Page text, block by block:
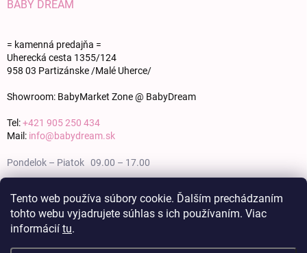
Tento web používa súbory cookie. Ďalším prechádzaním
tohto webu vyjadrujete súhlas s ich používaním. Viac
informácií tu.
BABY DREAM
= kamenná predajňa =
Uherecká cesta 1355/124
958 03 Partizánske /Malé Uherce/
Showroom: BabyMarket Zone @ BabyDream
Tel:+421 905 250 434
Mail: info@babydream.sk
Pondelok – Piatok 09.00 – 17.00
Nedeľa zatvorené